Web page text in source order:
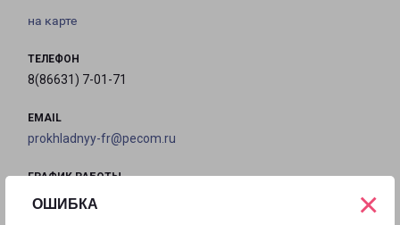
ОШИБКА ×
на карте
ТЕЛЕФОН
8(86631) 7-01-71
EMAIL
prokhladnyy-fr@pecom.ru
ГРАФИК РАБОТЫ